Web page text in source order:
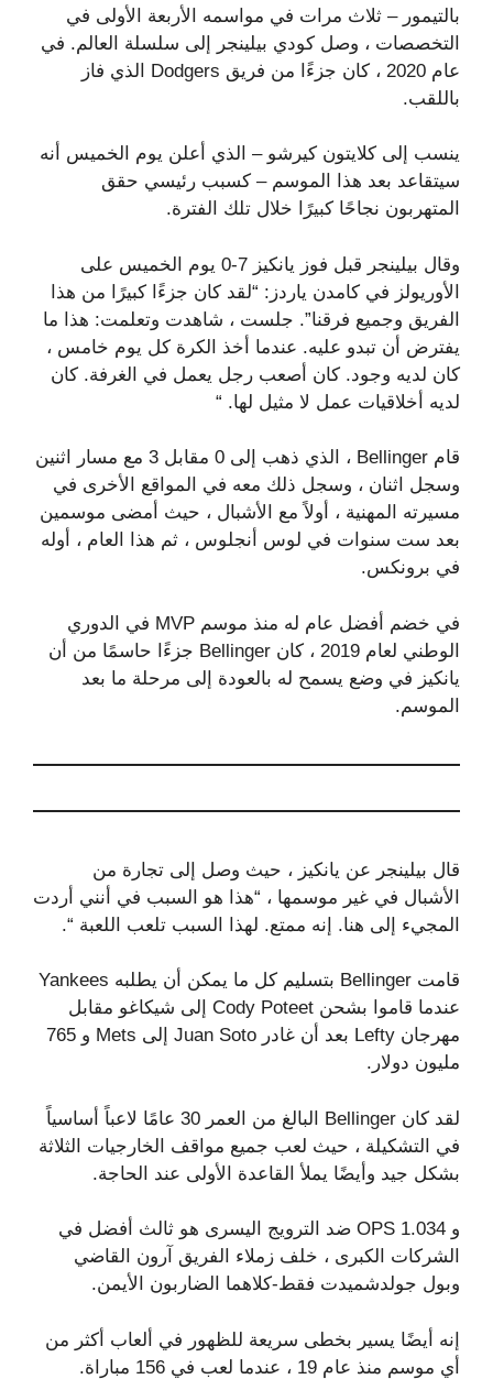
بالتيمور – ثلاث مرات في مواسمه الأربعة الأولى في
التخصصات ، وصل كودي بيلينجر إلى سلسلة العالم. في
عام 2020 ، كان جزءًا من فريق Dodgers الذي فاز
باللقب.
ينسب إلى كلايتون كيرشو – الذي أعلن يوم الخميس أنه
سيتقاعد بعد هذا الموسم – كسبب رئيسي حقق
المتهربون نجاحًا كبيرًا خلال تلك الفترة.
وقال بيلينجر قبل فوز يانكيز 7-0 يوم الخميس على
الأوريولز في كامدن ياردز: “لقد كان جزءًا كبيرًا من هذا
الفريق وجميع فرقنا”. جلست ، شاهدت وتعلمت: هذا ما
يفترض أن تبدو عليه. عندما أخذ الكرة كل يوم خامس ،
كان لديه وجود. كان أصعب رجل يعمل في الغرفة. كان
لديه أخلاقيات عمل لا مثيل لها. “
قام Bellinger ، الذي ذهب إلى 0 مقابل 3 مع مسار اثنين
وسجل اثنان ، وسجل ذلك معه في المواقع الأخرى في
مسيرته المهنية ، أولاً مع الأشبال ، حيث أمضى موسمين
بعد ست سنوات في لوس أنجلوس ، ثم هذا العام ، أوله
في برونكس.
في خضم أفضل عام له منذ موسم MVP في الدوري
الوطني لعام 2019 ، كان Bellinger جزءًا حاسمًا من أن
يانكيز في وضع يسمح له بالعودة إلى مرحلة ما بعد
الموسم.
قال بيلينجر عن يانكيز ، حيث وصل إلى تجارة من
الأشبال في غير موسمها ، “هذا هو السبب في أنني أردت
المجيء إلى هنا. إنه ممتع. لهذا السبب تلعب اللعبة “.
قامت Bellinger بتسليم كل ما يمكن أن يطلبه Yankees
عندما قاموا بشحن Cody Poteet إلى شيكاغو مقابل
مهرجان Lefty بعد أن غادر Juan Soto إلى Mets و 765
مليون دولار.
لقد كان Bellinger البالغ من العمر 30 عامًا لاعباً أساسياً
في التشكيلة ، حيث لعب جميع مواقف الخارجيات الثلاثة
بشكل جيد وأيضًا يملأ القاعدة الأولى عند الحاجة.
و 1.034 OPS ضد الترويج اليسرى هو ثالث أفضل في
الشركات الكبرى ، خلف زملاء الفريق آرون القاضي
وبول جولدشميدت فقط-كلاهما الضاربون الأيمن.
إنه أيضًا يسير بخطى سريعة للظهور في ألعاب أكثر من
أي موسم منذ عام 19 ، عندما لعب في 156 مباراة.